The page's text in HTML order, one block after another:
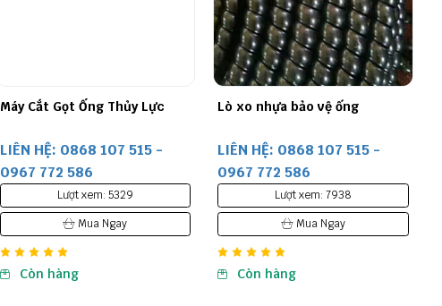
Máy Cắt Gọt Ống Thủy Lực
LIÊN HỆ: 0868 107 515 -
0967 772 586
Lượt xem: 5329
Mua Ngay
Còn hàng
Lò xo nhựa bảo vệ ống
LIÊN HỆ: 0868 107 515 -
0967 772 586
Lượt xem: 7938
Mua Ngay
Còn hàng